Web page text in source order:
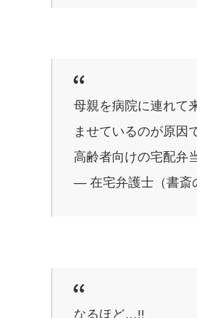
母親を病院に連れて
ませているのが原因
高齢者向けの宅配弁
— 在宅弁護士（書斎
なるほど…!!